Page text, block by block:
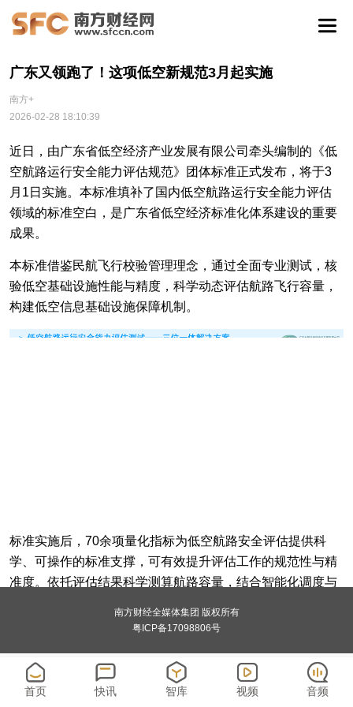
广东又领跑了！这项低空新规范3月起实施
南方+
2026-02-28 18:10:39
近日，由广东省低空经济产业发展有限公司牵头编制的《低
空航路运行安全能力评估规范》团体标准正式发布，将于3
月1日实施。本标准填补了国内低空航路运行安全能力评估
领域的标准空白，是广东省低空经济标准化体系建设的重要
成果。
本标准借鉴民航飞行校验管理理念，通过全面专业测试，核
验低空基础设施性能与精度，科学动态评估航路飞行容量，
构建低空信息基础设施保障机制。
标准实施后，70余项量化指标为低空航路安全评估提供科
学、可操作的标准支撑，可有效提升评估工作的规范性与精
准度。依托评估结果科学测算航路容量，结合智能化调度与
有序、高效协同，持续提升广东省低空基础设施建设水平、
高质量发展筑牢坚实根基。
南方财经全媒体集团 版权所有
粤ICP备17098806号
首页 快讯 智库 视频 音频